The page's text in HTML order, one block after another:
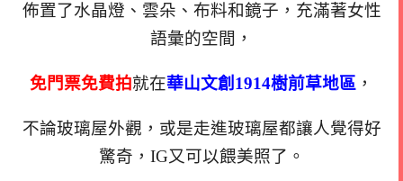
佈置了水晶燈、雲朵、布料和鏡子， 充滿著女性
語彙的空間，
免門票免費拍就在華山文創1914樹前草地區 ，
不論玻璃屋外觀，或是走進玻璃屋都讓人覺得好
驚奇， IG又可以餵美照了。